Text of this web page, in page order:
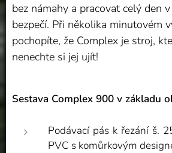
bez námahy a pracovat celý den
bezpečí. Při několika minutovém
pochopíte, že Complex je stroj,
nenechte si jej ujít!
Sestava Complex 900 v základu
Podávací pás k řezání š.
PVC s komůrkovým